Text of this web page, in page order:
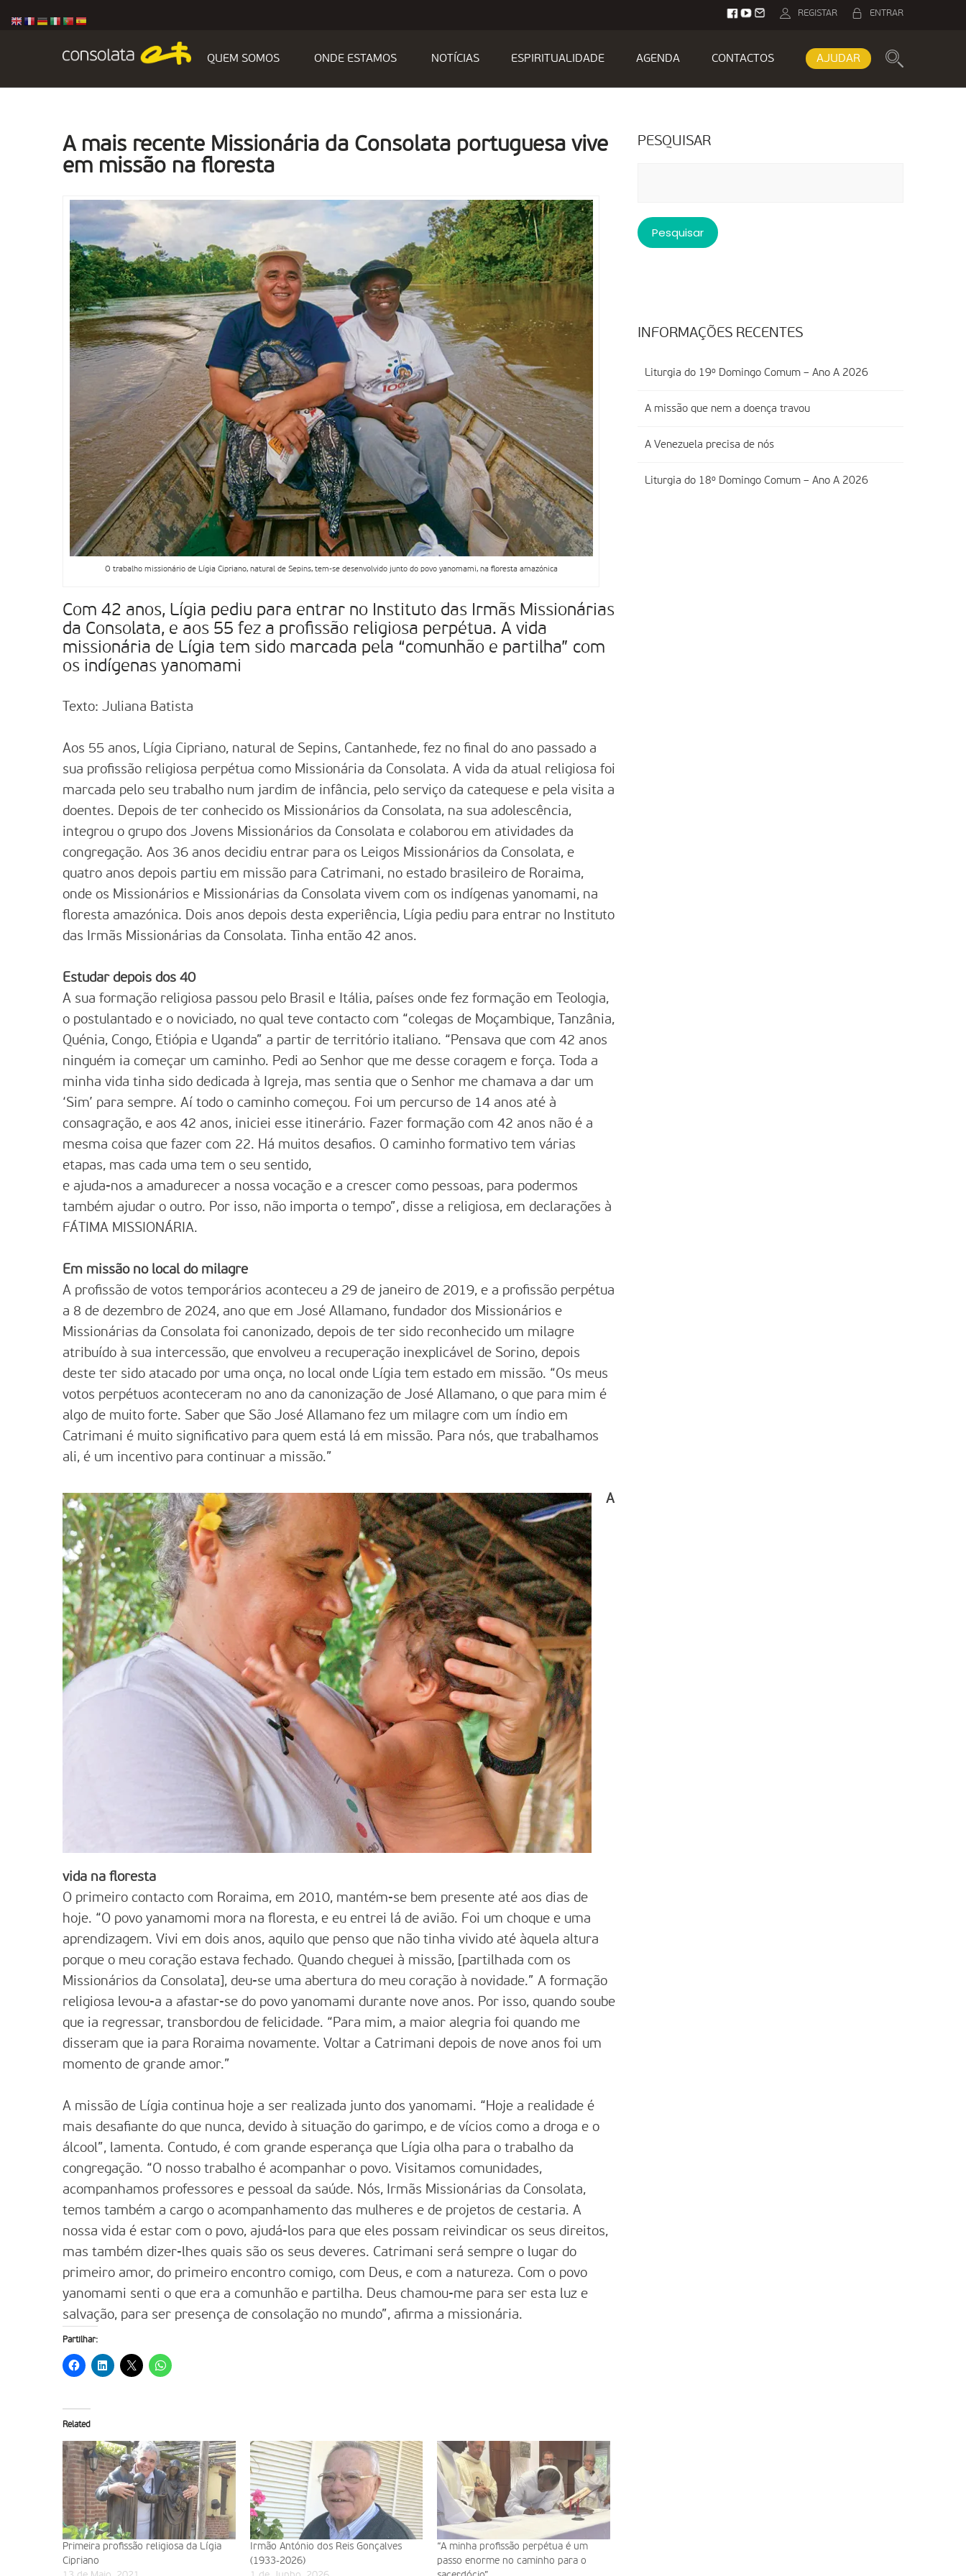
ENTRAR
REGISTAR
QUEM SOMOS ONDE ESTAMOS NOTÍCIAS ESPIRITUALIDADE AGENDA CONTACTOS AJUDAR
A mais recente Missionária da Consolata portuguesa vive
em missão na floresta
O trabalho missionário de Lígia Cipriano, natural de Sepins, tem-se desenvolvido junto do povo yanomami, na floresta amazónica
Com 42 anos, Lígia pediu para entrar no Instituto das Irmãs Missionárias
da Consolata, e aos 55 fez a profissão religiosa perpétua. A vida
missionária de Lígia tem sido marcada pela “comunhão e partilha” com
os indígenas yanomami
Texto: Juliana Batista
Aos 55 anos, Lígia Cipriano, natural de Sepins, Cantanhede, fez no final do ano passado a
sua profissão religiosa perpétua como Missionária da Consolata. A vida da atual religiosa foi
marcada pelo seu trabalho num jardim de infância, pelo serviço da catequese e pela visita a
doentes. Depois de ter conhecido os Missionários da Consolata, na sua adolescência,
integrou o grupo dos Jovens Missionários da Consolata e colaborou em atividades da
congregação. Aos 36 anos decidiu entrar para os Leigos Missionários da Consolata, e
quatro anos depois partiu em missão para Catrimani, no estado brasileiro de Roraima,
onde os Missionários e Missionárias da Consolata vivem com os indígenas yanomami, na
floresta amazónica. Dois anos depois desta experiência, Lígia pediu para entrar no Instituto
das Irmãs Missionárias da Consolata. Tinha então 42 anos.
Estudar depois dos 40
A sua formação religiosa passou pelo Brasil e Itália, países onde fez formação em Teologia,
o postulantado e o noviciado, no qual teve contacto com “colegas de Moçambique, Tanzânia,
Quénia, Congo, Etiópia e Uganda” a partir de território italiano. “Pensava que com 42 anos
ninguém ia começar um caminho. Pedi ao Senhor que me desse coragem e força. Toda a
minha vida tinha sido dedicada à Igreja, mas sentia que o Senhor me chamava a dar um
‘Sim’ para sempre. Aí todo o caminho começou. Foi um percurso de 14 anos até à
consagração, e aos 42 anos, iniciei esse itinerário. Fazer formação com 42 anos não é a
mesma coisa que fazer com 22. Há muitos desafios. O caminho formativo tem várias
etapas, mas cada uma tem o seu sentido,
e ajuda-nos a amadurecer a nossa vocação e a crescer como pessoas, para podermos
também ajudar o outro. Por isso, não importa o tempo”, disse a religiosa, em declarações à
FÁTIMA MISSIONÁRIA.
Em missão no local do milagre
A profissão de votos temporários aconteceu a 29 de janeiro de 2019, e a profissão perpétua
a 8 de dezembro de 2024, ano que em José Allamano, fundador dos Missionários e
Missionárias da Consolata foi canonizado, depois de ter sido reconhecido um milagre
atribuído à sua intercessão, que envolveu a recuperação inexplicável de Sorino, depois
deste ter sido atacado por uma onça, no local onde Lígia tem estado em missão. “Os meus
votos perpétuos aconteceram no ano da canonização de José Allamano, o que para mim é
algo de muito forte. Saber que São José Allamano fez um milagre com um índio em
Catrimani é muito significativo para quem está lá em missão. Para nós, que trabalhamos
ali, é um incentivo para continuar a missão.”
A
vida na floresta
O primeiro contacto com Roraima, em 2010, mantém-se bem presente até aos dias de
hoje. “O povo yanamomi mora na floresta, e eu entrei lá de avião. Foi um choque e uma
aprendizagem. Vivi em dois anos, aquilo que penso que não tinha vivido até àquela altura
porque o meu coração estava fechado. Quando cheguei à missão, [partilhada com os
Missionários da Consolata], deu-se uma abertura do meu coração à novidade.” A formação
religiosa levou-a a afastar-se do povo yanomami durante nove anos. Por isso, quando soube
que ia regressar, transbordou de felicidade. “Para mim, a maior alegria foi quando me
disseram que ia para Roraima novamente. Voltar a Catrimani depois de nove anos foi um
momento de grande amor.”
A missão de Lígia continua hoje a ser realizada junto dos yanomami. “Hoje a realidade é
mais desafiante do que nunca, devido à situação do garimpo, e de vícios como a droga e o
álcool”, lamenta. Contudo, é com grande esperança que Lígia olha para o trabalho da
congregação. “O nosso trabalho é acompanhar o povo. Visitamos comunidades,
acompanhamos professores e pessoal da saúde. Nós, Irmãs Missionárias da Consolata,
temos também a cargo o acompanhamento das mulheres e de projetos de cestaria. A
nossa vida é estar com o povo, ajudá-los para que eles possam reivindicar os seus direitos,
mas também dizer-lhes quais são os seus deveres. Catrimani será sempre o lugar do
primeiro amor, do primeiro encontro comigo, com Deus, e com a natureza. Com o povo
yanomami senti o que era a comunhão e partilha. Deus chamou-me para ser esta luz e
salvação, para ser presença de consolação no mundo”, afirma a missionária.
Partilhar:
Related
Primeira profissão religiosa da Lígia
Cipriano
Irmão António dos Reis Gonçalves
(1933-2026)
“A minha profissão perpétua é um
passo enorme no caminho para o
PESQUISAR
INFORMAÇÕES RECENTES
Liturgia do 19º Domingo Comum – Ano A 2026
A missão que nem a doença travou
A Venezuela precisa de nós
Liturgia do 18º Domingo Comum – Ano A 2026